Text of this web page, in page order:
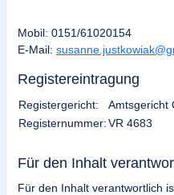
Mobil: 0151/61020154
E-Mail:
Registereintragung
Registergericht:
Amtsgericht
Registernummer:VR 4683
Für den Inhalt
Für den Inhalt verantwortlich